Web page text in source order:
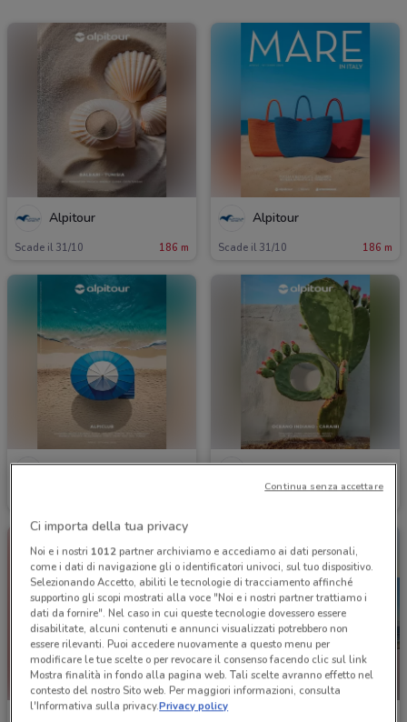
Alpitour
Scade il 31/10 186 m
Alpitour
Scade il 31/10 186 m
Alpitour Alpitour
Ci importa della tua privacy
Noi e i nostri 1012partner archiviamo e accediamo ai dati personali,
come i dati di navigazione gli o identificatori univoci, sul tuo dispositivo.
Selezionando Accetto, abiliti le tecnologie di tracciamento affinché
supportino gli scopi mostrati alla voce "Noi e i nostri partner trattiamo i
dati da fornire". Nel caso in cui queste tecnologie dovessero essere
disabilitate, alcuni contenuti e annunci visualizzati potrebbero non
essere rilevanti. Puoi accedere nuovamente a questo menu per
modificare le tue scelte o per revocare il consenso facendo clic sul link
Mostra finalità in fondo alla pagina web. Tali scelte avranno effetto nel
contesto del nostro Sito web. Per maggiori informazioni, consulta
l'Informativa sulla privacy.Privacy policy
Continua senza accettare